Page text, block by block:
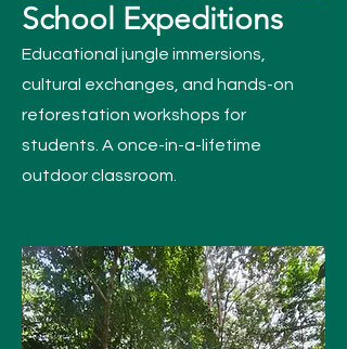
School Expeditions
Educational jungle immersions,
cultural exchanges, and hands-on
reforestation workshops for
students. A once-in-a-lifetime
outdoor classroom.